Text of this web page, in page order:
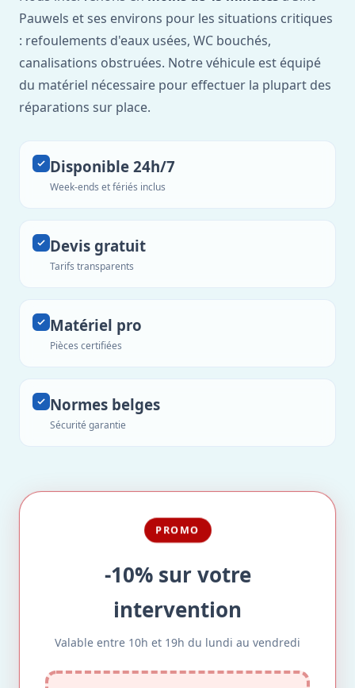
Pauwels et ses environs pour les situations critiques
: refoulements d'eaux usées, WC bouchés,
canalisations obstruées. Notre véhicule est équipé
du matériel nécessaire pour effectuer la plupart des
réparations sur place.
Disponible 24h/7
Week-ends et fériés inclus
Devis gratuit
Tarifs transparents
Matériel pro
Pièces certifiées
Normes belges
Sécurité garantie
PROMO
-10% sur votre
intervention
Valable entre 10h et 19h du lundi au vendredi